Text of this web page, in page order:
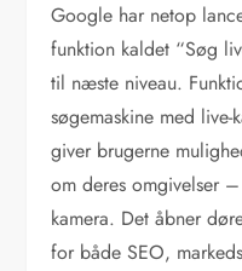
Google har netop
funktion kaldet “Søg
til næste niveau.
søgemaskine med
giver brugerne
om deres omgivelser
kamera. Det åbner
for både SEO,